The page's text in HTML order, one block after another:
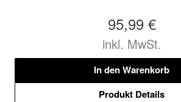
95,99 €
inkl. MwSt.
In den Warenkorb
Produkt Details